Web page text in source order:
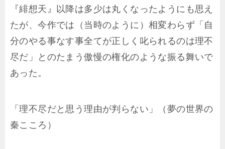
『緋想天』以降は多少は丸くなったようにも思え
たが、今作では（当時のように）相変わらず「自
分のやる事なす事全てが正しく叱られるのは理不
尽だ」とのたまう傲慢の権化のような振る舞いで
あった。
「理不尽だと思う理由が判らない」（夢の世界の
秦こころ）